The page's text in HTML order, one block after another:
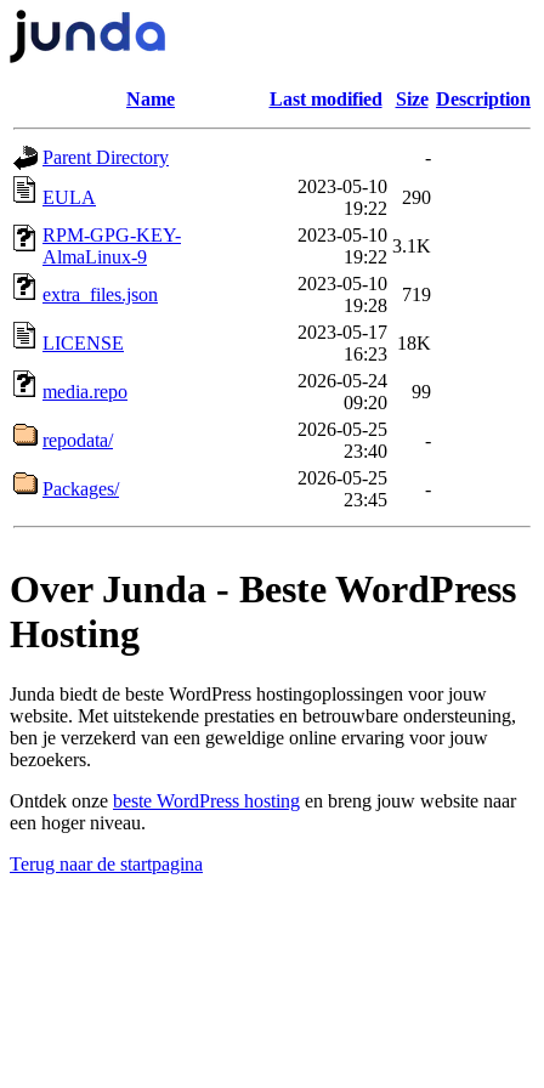
Name Last modified Size Description
Parent Directory
-
EULA
2023-05-10
19:22
290
RPM-GPG-KEY-
AlmaLinux-9
2023-05-10
19:22
3.1K
extra_files.json
2023-05-10
19:28
719
LICENSE
2023-05-17
16:23
18K
media.repo
2026-05-24
09:20
99
repodata/
2026-05-25
23:40
-
Packages/
2026-05-25
23:45
-
Over Junda - Beste WordPress
Hosting
Junda biedt de beste WordPress hostingoplossingen voor jouw
website. Met uitstekende prestaties en betrouwbare ondersteuning,
ben je verzekerd van een geweldige online ervaring voor jouw
bezoekers.
Ontdek onze beste WordPress hosting en breng jouw website naar
een hoger niveau.
Terug naar de startpagina